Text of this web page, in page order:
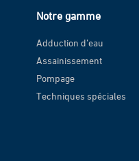
Notre gamme
Adduction d’eau
Assainissement
Pompage
Techniques spéciales